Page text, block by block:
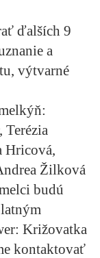
ďalších 9
a
výtvarné
Terézia
Hricová,
Žilková
budú
Križovatka
kontaktovať